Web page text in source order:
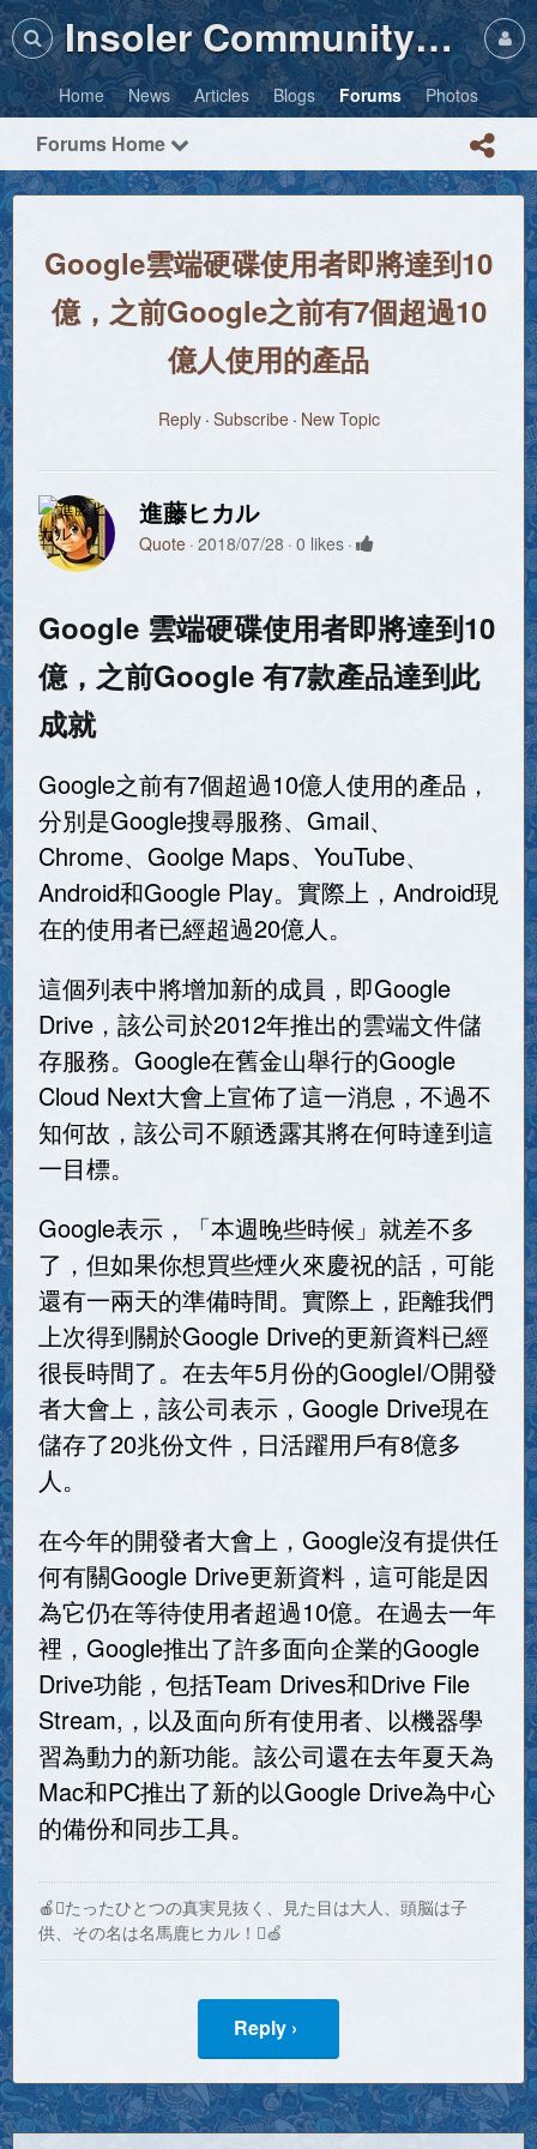
Insoler Community・Photos
Home News Articles Blogs Forums Photos
Forums Home
Google雲端硬碟使用者即將達到10
億，之前Google之前有7個超過10
億人使用的產品
Reply Subscribe New Topic
進藤ヒカル
Quote 2018/07/28 0 likes
Google 雲端硬碟使用者即將達到10
億，之前Google 有7款產品達到此
成就
Google之前有7個超過10億人使用的產品，
分別是Google搜尋服務、Gmail、
Chrome、Goolge Maps、YouTube、
Android和Google Play。實際上，Android現
在的使用者已經超過20億人。
這個列表中將增加新的成員，即Google
Drive，該公司於2012年推出的雲端文件儲
存服務。Google在舊金山舉行的Google
Cloud Next大會上宣佈了這一消息，不過不
知何故，該公司不願透露其將在何時達到這
一目標。
Google表示，「本週晚些時候」就差不多
了，但如果你想買些煙火來慶祝的話，可能
還有一兩天的準備時間。實際上，距離我們
上次得到關於Google Drive的更新資料已經
很長時間了。在去年5月份的GoogleI/O開發
者大會上，該公司表示，Google Drive現在
儲存了20兆份文件，日活躍用戶有8億多
人。
在今年的開發者大會上，Google沒有提供任
何有關Google Drive更新資料，這可能是因
為它仍在等待使用者超過10億。在過去一年
裡，Google推出了許多面向企業的Google
Drive功能，包括Team Drives和Drive File
Stream,，以及面向所有使用者、以機器學
習為動力的新功能。該公司還在去年夏天為
Mac和PC推出了新的以Google Drive為中心
的備份和同步工具。
🍎たったひとつの真実見抜く、見た目は大人、頭脳は子
供、その名は名馬鹿ヒカル！🍏
Reply ›